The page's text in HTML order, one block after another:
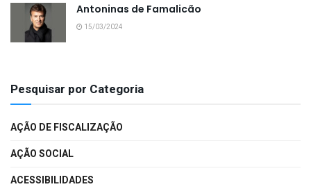
Antoninas de Famalicão
15/03/2024
Pesquisar por Categoria
AÇÃO DE FISCALIZAÇÃO
AÇÃO SOCIAL
ACESSIBILIDADES